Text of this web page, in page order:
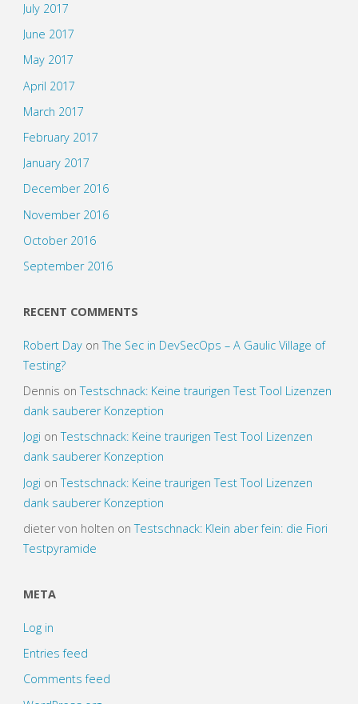
July 2017
June 2017
May 2017
April 2017
March 2017
February 2017
January 2017
December 2016
November 2016
October 2016
September 2016
RECENT COMMENTS
Robert DayonThe Sec in DevSecOps – A Gaulic Village of
Testing?
Dennis onTestschnack: Keine traurigen Test Tool Lizenzen
dank sauberer Konzeption
Jogi onTestschnack: Keine traurigen Test Tool Lizenzen
dank sauberer Konzeption
Jogi onTestschnack: Keine traurigen Test Tool Lizenzen
dank sauberer Konzeption
dieter von holten onTestschnack: Klein aber fein: die Fiori
Testpyramide
META
Log in
Entries feed
Comments feed